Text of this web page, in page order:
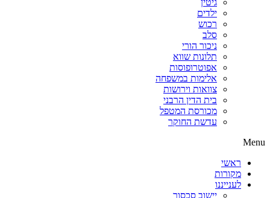
גיטין
ילדים
רכוש
סלב
ניכור הורי
תלונות שווא
אפוטרופוסות
אלימות במשפחה
צוואות וירושות
בית הדין הרבני
מכורסת המטפל
עדשת החוקר
Menu
ראשי
מקורות
לענייננו
יישוב סכסוך